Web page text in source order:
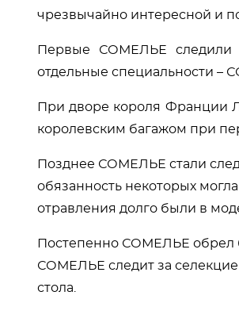
чрезвычайно интересной и
Первые СОМЕЛЬЕ следили
отдельные специальности –
При дворе короля Франции
королевским багажом при
Позднее СОМЕЛЬЕ стали
обязанность некоторых
отравления долго были в
Постепенно СОМЕЛЬЕ обрел
СОМЕЛЬЕ следит за
стола.